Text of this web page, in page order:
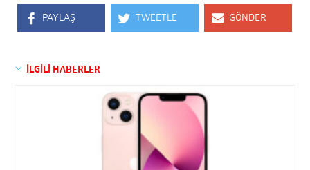
PAYLAŞ TWEETLE GÖNDER
İLGİLİ HABERLER